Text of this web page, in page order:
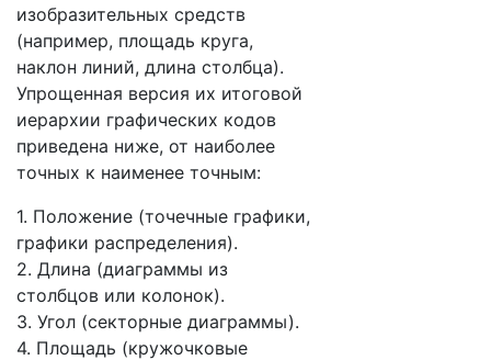
изобразительных средств
(например, площадь круга,
наклон линий, длина столбца).
Упрощенная версия их итоговой
иерархии графических кодов
приведена ниже, от наиболее
точных к наименее точным:
1. Положение (точечные графики,
графики распределения).
2. Длина (диаграммы из
столбцов или колонок).
3. Угол (секторные диаграммы).
4. Площадь (кружочковые